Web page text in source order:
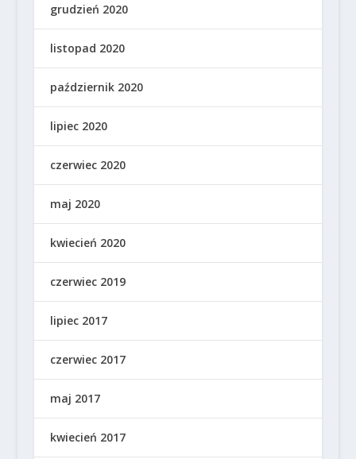
grudzień 2020
listopad 2020
październik 2020
lipiec 2020
czerwiec 2020
maj 2020
kwiecień 2020
czerwiec 2019
lipiec 2017
czerwiec 2017
maj 2017
kwiecień 2017